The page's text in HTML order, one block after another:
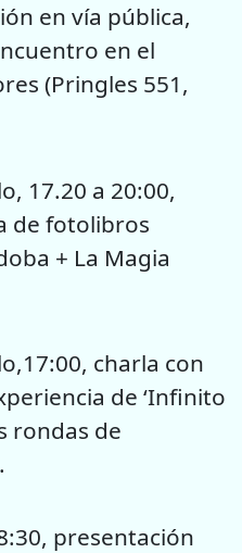
en vía pública,
en el
(Pringles 551,
17.20 a 20:00,
de fotolibros
+ La Magia
charla con
de ‘Infinito
rondas de
presentación